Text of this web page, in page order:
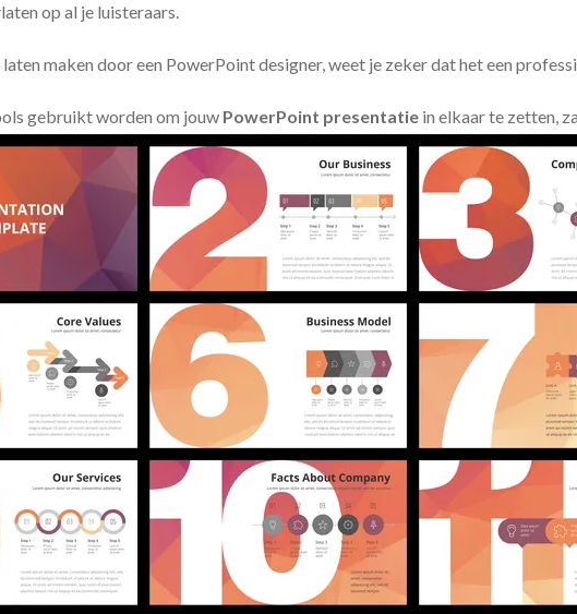
op al je luisteraars.
maken door een PowerPoint designer, weet je zeker dat het een
gebruikt worden om jouw PowerPoint presentatie in elkaar te zetten,